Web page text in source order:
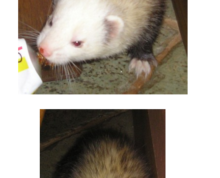
JEDNA ČÍ VÍCE FRETEK?
KASTRACE
STRAVA
PODPORA
E - S H O P